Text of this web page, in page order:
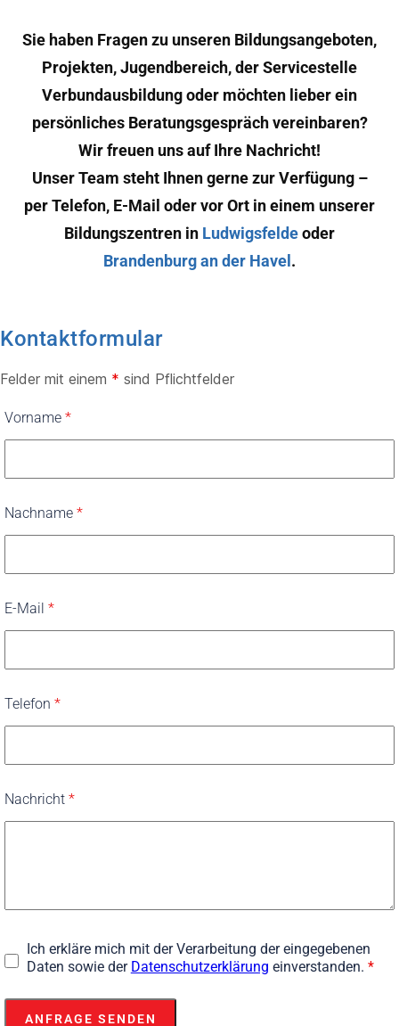
Sie haben Fragen zu unseren Bildungsangeboten,
Projekten, Jugendbereich, der Servicestelle
Verbundausbildung oder möchten lieber ein
persönliches Beratungsgespräch vereinbaren?
Wir freuen uns auf Ihre Nachricht!
Unser Team steht Ihnen gerne zur Verfügung –
per Telefon, E-Mail oder vor Ort in einem unserer
Bildungszentren in Ludwigsfeldeoder
Brandenburg an der Havel .
Kontaktformular
Felder mit einem * sind Pflichtfelder
Vorname *
Nachname *
E-Mail *
Telefon *
Nachricht *
Ich erkläre mich mit der Verarbeitung der eingegebenen
Daten sowie der Datenschutzerklärung einverstanden. *